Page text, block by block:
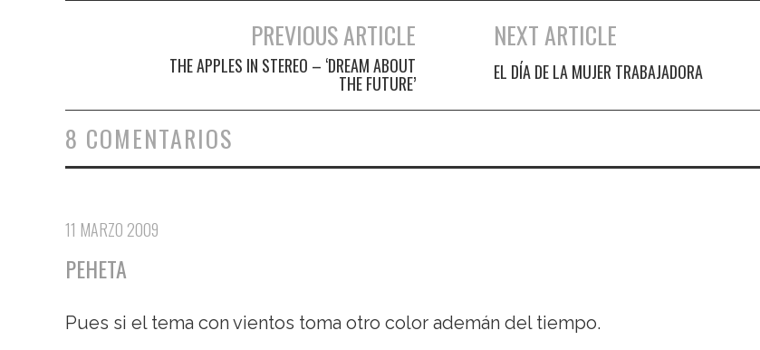
Navegación de entradas
PREVIOUS ARTICLE
THE APPLES IN STEREO – ‘DREAM ABOUT
THE FUTURE’
NEXT ARTICLE
EL DÍA DE LA MUJER TRABAJADORA
8 COMENTARIOS
11 MARZO 2009
PEHETA
Pues si el tema con vientos toma otro color ademán del tiempo.